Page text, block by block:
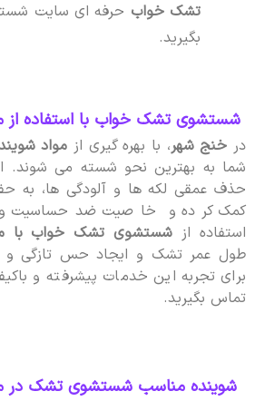
تشک خوابحرفه ای سایت
بگیرید.
شستشوی تشک خواب با استفاده از
در خنج شهر، با بهره گیری از مواد
شما به بهترین نحو شسته می شوند.
حذف عمقی لکه ها و آلودگی ها، به
کمک کرده و خاصیت ضدحساسیت و
استفاده از شستشوی تشک خواب با
طول عمر تشک و ایجاد حس تازگی و
برای تجربه این خدمات پیشرفته و
تماس بگیرید.
شوینده مناسب شستشوی تشک در